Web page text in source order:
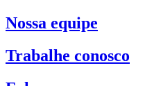
Nossa equipe
Trabalhe conosco